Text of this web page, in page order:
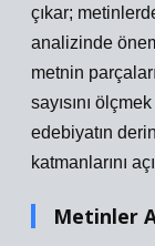
çıkar;
analizinde
metnin
sayısını
edebiyatın
katmanlarını
Metinler